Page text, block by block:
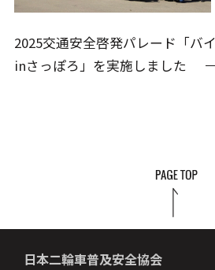
2025交通安全啓発パレード「バ
inさっぽろ」を実施しました
日本二輪車普及安全協会